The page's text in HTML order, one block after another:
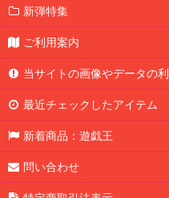
新弾特集
ご利用案内
当サイトの画像やデータの
最近チェックしたアイテム
新着商品：遊戯王
問い合わせ